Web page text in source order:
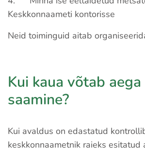
Keskkonnaameti kontorisse
Neid toiminguid aitab
Kui kaua võtab
saamine?
Kui avaldus on edastatud
keskkonnaametnik raieks esitatud